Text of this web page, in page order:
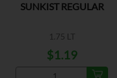
SUNKIST REGULAR
1.75 LT
$1.19